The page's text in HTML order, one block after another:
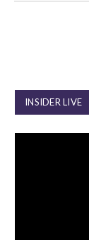
INSIDER LIVE